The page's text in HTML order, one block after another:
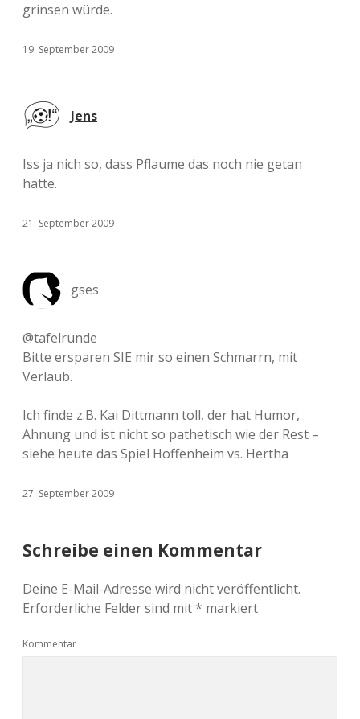
grinsen würde.
19. September 2009
Jens
Iss ja nich so, dass Pflaume das noch nie getan
hätte.
21. September 2009
gses
@tafelrunde
Bitte ersparen SIE mir so einen Schmarrn, mit
Verlaub.
Ich finde z.B. Kai Dittmann toll, der hat Humor,
Ahnung und ist nicht so pathetisch wie der Rest –
siehe heute das Spiel Hoffenheim vs. Hertha
27. September 2009
Schreibe einen Kommentar
Deine E-Mail-Adresse wird nicht veröffentlicht.
Erforderliche Felder sind mit* markiert
Kommentar